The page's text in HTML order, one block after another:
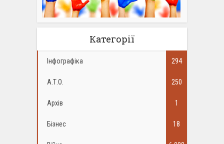
Категорії
Інфографіка 294
А.Т.О. 250
Архів 1
Бізнес 18